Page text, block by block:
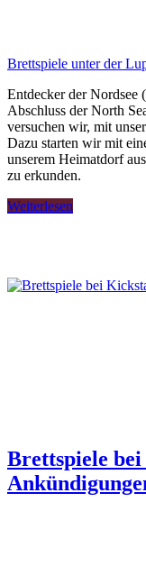
Brettspiele unter der
Entdecker der Nordsee
Abschluss der North
versuchen wir, mit
Dazu starten wir mit
unserem Heimatdorf
zu erkunden.
Weiterlesen
Brettspiele